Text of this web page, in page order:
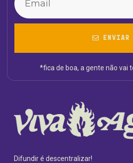
ENVIAR
*fica de boa, a gente não vai
Difundir é descentralizar!